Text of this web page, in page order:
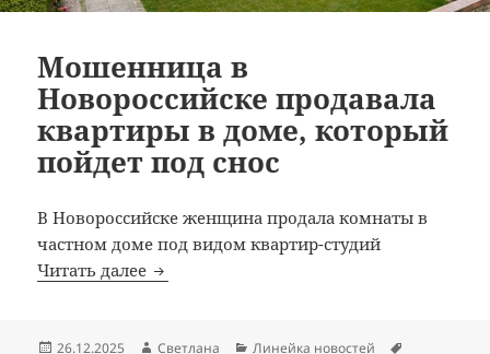
Мошенница в
Новороссийске продавала
квартиры в доме, который
пойдет под снос
В Новороссийске женщина продала комнаты в
частном доме под видом квартир-студий
Читать далее Мошенница в Новороссийске
Опубликовано
26.12.2025 Автор
Светлана Рубрики
Линейка новостей